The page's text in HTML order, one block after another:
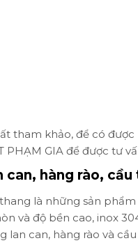
tham khảo, để có
PHẠM GIA để được tư
can, hàng rào,
là những sản
và độ bền cao, inox
lan can, hàng rào và